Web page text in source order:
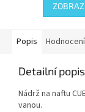
Popis
Detailní
Nádrž na naftu
vanou.